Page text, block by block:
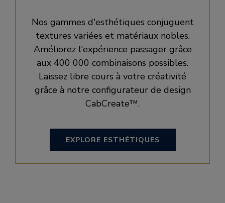
Nos gammes d'esthétiques conjuguent
textures variées et matériaux nobles.
Améliorez l'expérience passager grâce
aux 400 000 combinaisons possibles.
Laissez libre cours à votre créativité
grâce à notre configurateur de design
CabCreate™.
EXPLORE ESTHÉTIQUES